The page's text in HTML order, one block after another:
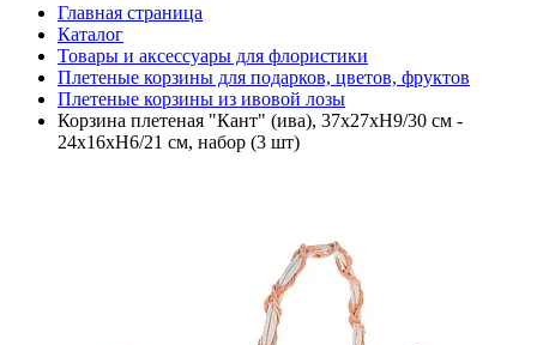
Главная страница
Каталог
Товары и аксессуары для флористики
Плетеные корзины для подарков, цветов, фруктов
Плетеные корзины из ивовой лозы
Корзина плетеная "Кант" (ива), 37x27xH9/30 см -
24x16xH6/21 см, набор (3 шт)